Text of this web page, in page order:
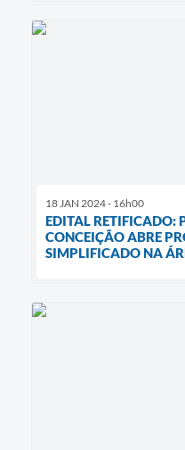
18 JAN 2024 - 16h00
EDITAL RETIFICADO:
CONCEIÇÃO ABRE
SIMPLIFICADO NA